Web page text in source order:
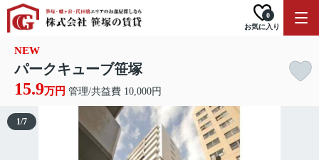
お気に入り
0
NEW
パークキューブ笹塚
15.9万円 管理/共益費 10,000円
1/7